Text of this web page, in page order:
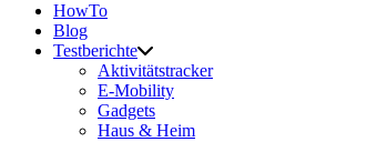
HowTo
Blog
Testberichte
Aktivitätstracker
E-Mobility
Gadgets
Haus & Heim